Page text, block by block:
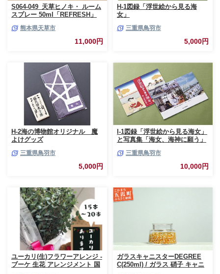
S064-049_天草ヒノキ・ ルーム
スプレー 50ml「REFRESH」
熊本県天草市
11,000円
H-1図録「浮世絵から見る海
女」
三重県鳥羽市
5,000円
H-2海の博物館オリジナル 魔
よけグッズ
三重県鳥羽市
5,000円
I-1図録「浮世絵から見る海女」
と写真集「海女、海神に願う」
三重県鳥羽市
10,000円
ユーカリ(生)フラワーアレンジ -
ブーケ 生花 アレンジメント 国
ガラスキャニスターDEGREE
C(250ml) / ガラス 硝子 キャニ